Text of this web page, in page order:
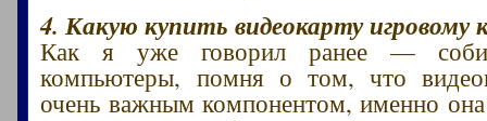
4. Какую купить видеокарту игровому
Как я уже говорил ранее —
компьютеры, помня о том, что
очень важным компонентом, именно она